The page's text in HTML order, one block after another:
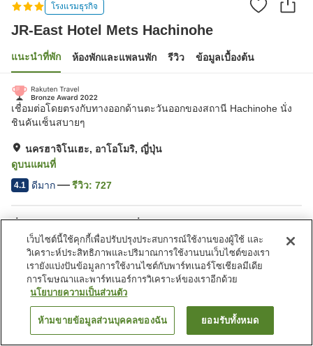
โรงแรมธุรกิจ
JR-East Hotel Mets Hachinohe
แนะนำที่พัก ห้องพักและแพลนพัก รีวิว ข้อมูลเบื้องต้น
เชื่อมต่อโดยตรงกับทางออกด้านตะวันออกของสถานี Hachinohe นั่ง
ชินคันเซ็นสบายๆ
นครฮาจิโนเฮะ, อาโอโมริ, ญี่ปุ่น
ดูบนแผนที่
4.1 ดีมาก รีวิว: 727
ที่จอดรถ
ร้านอาหาร
บริการซักผ้า (มีค่าบริการ)
บริการส่งสินค้า
หน้าแรก ญี่ปุ่น อาโอโมริ
JR-East Hotel Mets Hachinohe
ค้นหาห้องพัก
เว็บไซต์นี้ใช้คุกกี้เพื่อปรับปรุงประสบการณ์ใช้งานของผู้ใช้ และ
วิเคราะห์ประสิทธิภาพและปริมาณการใช้งานบนเว็บไซต์ของเรา
เรายังแบ่งปันข้อมูลการใช้งานไซต์กับพาร์ทเนอร์โซเชียลมีเดีย
การโฆษณาและพาร์ทเนอร์การวิเคราะห์ของเราอีกด้วย
นโยบายความเป็นส่วนตัว
ห้ามขายข้อมูลส่วนบุคคลของฉัน ยอมรับทั้งหมด